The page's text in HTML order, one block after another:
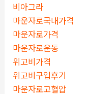
비아그라
마운자로국내가격
마운자로가격
마운자로운동
위고비가격
위고비구입후기
마운자로고혈압